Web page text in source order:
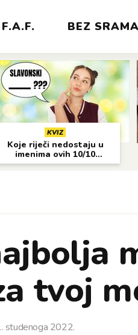
F.A.F. BEZ SRAMA
KVIZ
Koje riječi nedostaju u
imenima ovih 10/10
gradova?
tvoj
studenoga 2022.